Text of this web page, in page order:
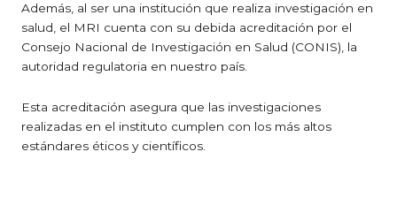
Además, al ser una institución que realiza investigación en
salud, el MRI cuenta con su debida acreditación por el
Consejo Nacional de Investigación en Salud (CONIS), la
autoridad regulatoria en nuestro país.
Esta acreditación asegura que las investigaciones
realizadas en el instituto cumplen con los más altos
estándares éticos y científicos.